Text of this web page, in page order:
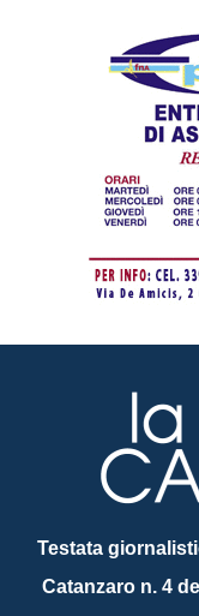
Testata
Catanzaro n. 4